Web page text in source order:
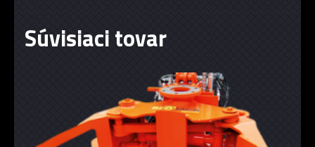
Súvisiaci tovar